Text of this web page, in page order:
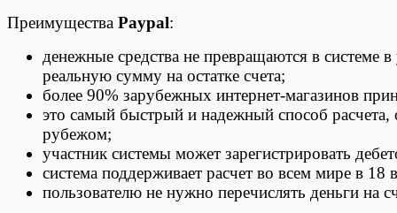
Преимущества Paypal:
денежные средства не превращаются в системе
реальную сумму на остатке счета;
более 90% зарубежных интернет-магазинов
это самый быстрый и надежный способ расчета,
рубежом;
участник системы может зарегистрировать
система поддерживает расчет во всем мире в 18
пользователю не нужно перечислять деньги на